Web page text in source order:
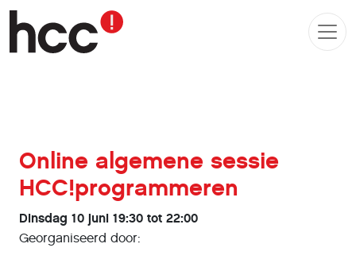
Online algemene sessie
HCC!programmeren
Dinsdag 10 juni 19:30 tot 22:00
Georganiseerd door: